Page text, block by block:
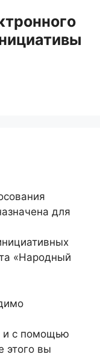
для
«Народный
и с помощью
этого вы